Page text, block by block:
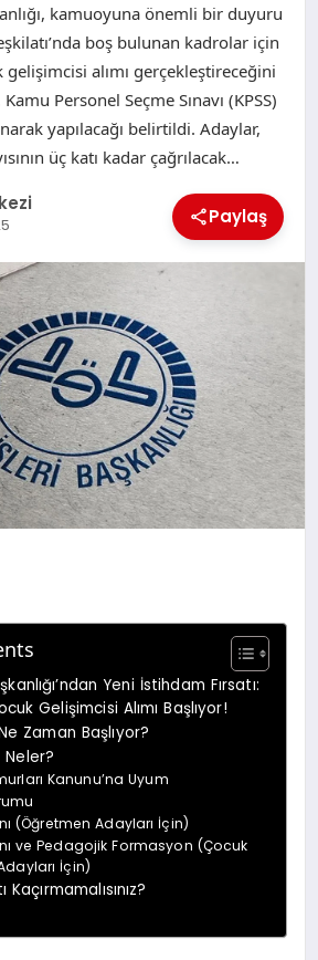
kamuoyuna önemli bir duyuru
boş bulunan kadrolar için
alımı gerçekleştireceğini
Kamu Personel Seçme Sınavı (KPSS)
yapılacağı belirtildi. Adaylar,
üç katı kadar çağrılacak…
Paylaş
Yeni İstihdam Fırsatı:
Gelişimcisi Alımı Başlıyor!
Zaman Başlıyor?
Neler?
Kanunu’na Uyum
(Öğretmen Adayları İçin)
ve Pedagojik Formasyon (Çocuk
İçin)
Kaçırmamalısınız?